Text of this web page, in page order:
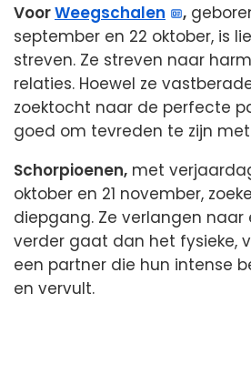
VoorWeegschalen ,
september en 22 oktober, is
streven. Ze streven naar
relaties. Hoewel ze
zoektocht naar de perfecte
goed om tevreden te zijn
Schorpioenen, met
oktober en 21 november,
diepgang. Ze verlangen
verder gaat dan het fysieke,
een partner die hun intense
en vervult.